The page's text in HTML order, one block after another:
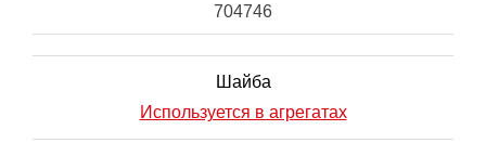
704746
Шайба
Используется в агрегатах